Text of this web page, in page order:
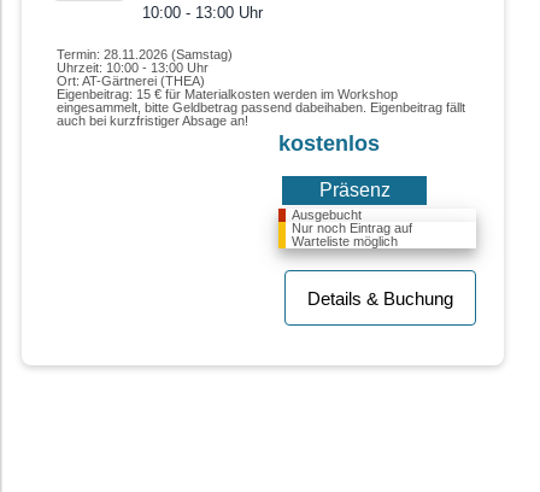
10:00 - 13:00 Uhr
Termin: 28.11.2026 (Samstag)
Uhrzeit: 10:00 - 13:00 Uhr
Ort: AT-Gärtnerei (THEA)
Eigenbeitrag: 15 € für Materialkosten werden im Workshop
eingesammelt, bitte Geldbetrag passend dabeihaben. Eigenbeitrag fällt
auch bei kurzfristiger Absage an!
kostenlos
Präsenz
Ausgebucht
Nur noch Eintrag auf
Warteliste möglich
Details & Buchung